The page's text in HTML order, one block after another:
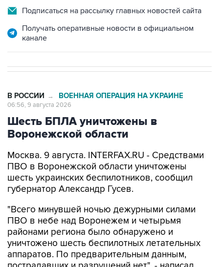
Получать оперативные новости в официальном
Шесть БПЛА уничтожены в
Воронежской области
Москва. 9 августа. INTERFAX.RU - Средствами
шесть украинских беспилотников, сообщил
губернатор Александр Гусев.
"Всего минувшей ночью дежурными силами
районами региона было обнаружено и
уничтожено шесть беспилотных летательных
аппаратов. По предварительным данным,
пострадавших и разрушений нет", - написал
Гусев в своем канале в мессенджере Max.